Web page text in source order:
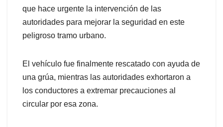
que hace urgente la intervención de las
autoridades para mejorar la seguridad en este
peligroso tramo urbano.
El vehículo fue finalmente rescatado con ayuda de
una grúa, mientras las autoridades exhortaron a
los conductores a extremar precauciones al
circular por esa zona.